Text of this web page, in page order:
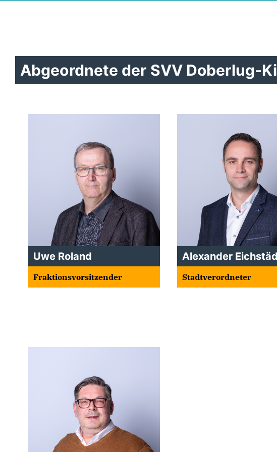
Abgeordnete der SVV Doberlug-
Uwe Roland
Fraktionsvorsitzender
Alexander
Stadtverordneter